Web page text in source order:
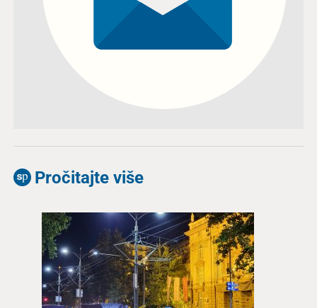
Pročitajte više